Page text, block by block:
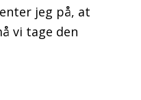
jeg på, at
vi tage den